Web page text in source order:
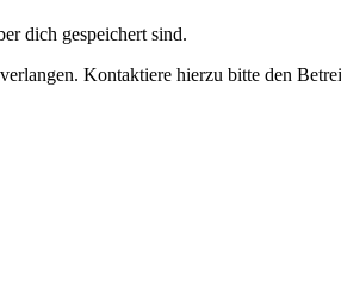
dich gespeichert sind.
Kontaktiere hierzu bitte den